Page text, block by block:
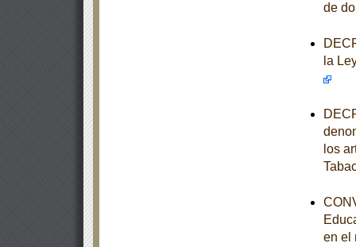
de
la
los
en el